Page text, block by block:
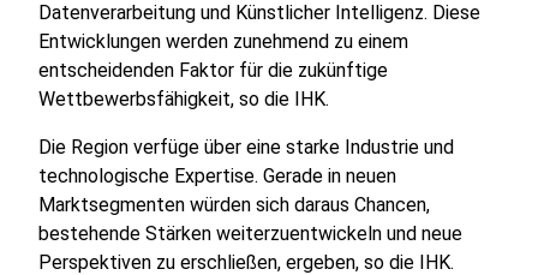
Datenverarbeitung und Künstlicher Intelligenz. Diese
Entwicklungen werden zunehmend zu einem
entscheidenden Faktor für die zukünftige
Wettbewerbsfähigkeit, so die IHK.
Die Region verfüge über eine starke Industrie und
technologische Expertise. Gerade in neuen
Marktsegmenten würden sich daraus Chancen,
bestehende Stärken weiterzuentwickeln und neue
Perspektiven zu erschließen, ergeben, so die IHK.